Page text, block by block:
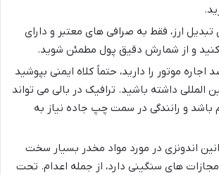
تبدیل ارز، فقط به صرافی های معتبر و دارای
و از شمارش دقیق پول مطمئن شوید.
اجاره موتور را دارید، حتماً کلاه ایمنی بپوشید
المللی داشته باشید. ترافیک در بالی می تواند
باشد و رانندگی در سمت چپ جاده نیاز به
اندونزی در مورد مواد مخدر بسیار سخت
های سنگینی دارد، از جمله اعدام. تحت